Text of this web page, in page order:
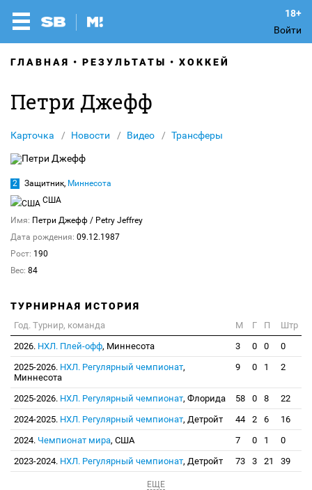
Войти
ГЛАВНАЯ РЕЗУЛЬТАТЫ ХОККЕЙ
Петри Джефф
Карточка Новости Видео Трансферы
2 Защитник, Миннесота
США
Имя: Петри Джефф / Petry Jeffrey
Дата рождения: 09.12.1987
Рост: 190
Вес: 84
ТУРНИРНАЯ ИСТОРИЯ
Год. Турнир, команда М Г П
Штр
2026. НХЛ. Плей-офф, Миннесота 3 0 0
0
2025-2026. НХЛ. Регулярный чемпионат,
Миннесота
9 0 1 2
2025-2026. НХЛ. Регулярный чемпионат, Флорида 58 0 8
22
2024-2025. НХЛ. Регулярный чемпионат, Детройт 44 2 6
16
2024. Чемпионат мира, США 7 0 1
0
2023-2024. НХЛ. Регулярный чемпионат, Детройт 73 3 21 39
ЕЩЕ